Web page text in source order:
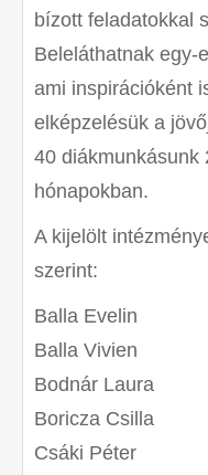
bízott feladatokkal
Beleláthatnak egy-
ami inspirációként
elképzelésük a
40 diákmunkásunk
hónapokban.
A kijelölt
szerint:
Balla Evelin
Balla Vivien
Bodnár Laura
Boricza Csilla
Csáki Péter